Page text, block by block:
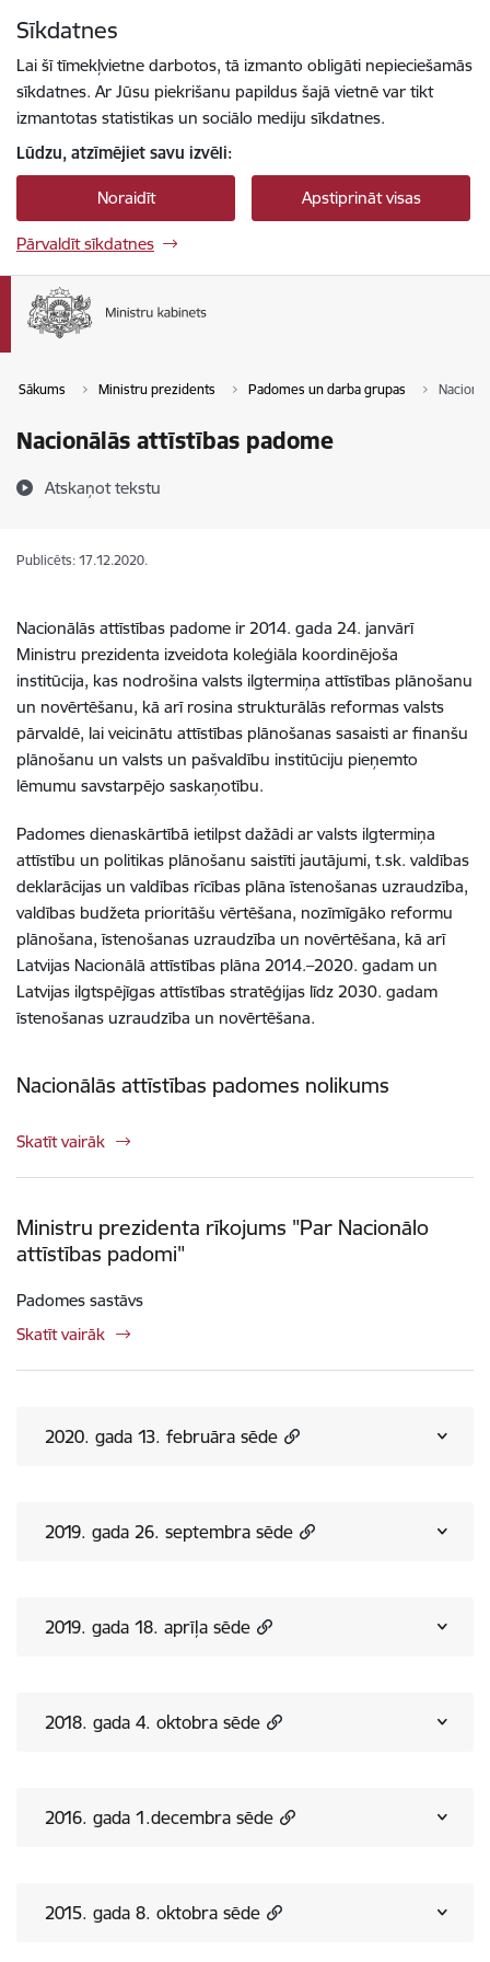
Sīkdatnes
Lai šī tīmekļvietne darbotos, tā izmanto obligāti nepieciešamās
sīkdatnes. Ar Jūsu piekrišanu papildus šajā vietnē var tikt
izmantotas statistikas un sociālo mediju sīkdatnes.
Lūdzu, atzīmējiet savu izvēli:
Noraidīt Apstiprināt visas
Pārvaldīt sīkdatnes
Sākums Ministru prezidents Padomes un darba grupas
Nacionālās attīstības padome
Atskaņot tekstu
Publicēts: 17.12.2020.
Nacionālās attīstības padome ir 2014. gada 24. janvārī
Ministru prezidenta izveidota koleģiāla koordinējoša
institūcija, kas nodrošina valsts ilgtermiņa attīstības plānošanu
un novērtēšanu, kā arī rosina strukturālās reformas valsts
pārvaldē, lai veicinātu attīstības plānošanas sasaisti ar finanšu
plānošanu un valsts un pašvaldību institūciju pieņemto
lēmumu savstarpējo saskaņotību.
Padomes dienaskārtībā ietilpst dažādi ar valsts ilgtermiņa
attīstību un politikas plānošanu saistīti jautājumi, t.sk. valdības
deklarācijas un valdības rīcības plāna īstenošanas uzraudzība,
valdības budžeta prioritāšu vērtēšana, nozīmīgāko reformu
plānošana, īstenošanas uzraudzība un novērtēšana, kā arī
Latvijas Nacionālā attīstības plāna 2014.–2020. gadam un
Latvijas ilgtspējīgas attīstības stratēģijas līdz 2030. gadam
īstenošanas uzraudzība un novērtēšana.
Nacionālās attīstības padomes nolikums
Skatīt vairāk
Ministru prezidenta rīkojums "Par Nacionālo
attīstības padomi"
Padomes sastāvs
Skatīt vairāk
2020. gada 13. februāra sēde
2019. gada 26. septembra sēde
2019. gada 18. aprīļa sēde
2018. gada 4. oktobra sēde
2016. gada 1.decembra sēde
2015. gada 8. oktobra sēde